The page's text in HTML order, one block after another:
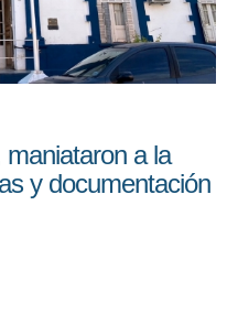
a la
y documentación